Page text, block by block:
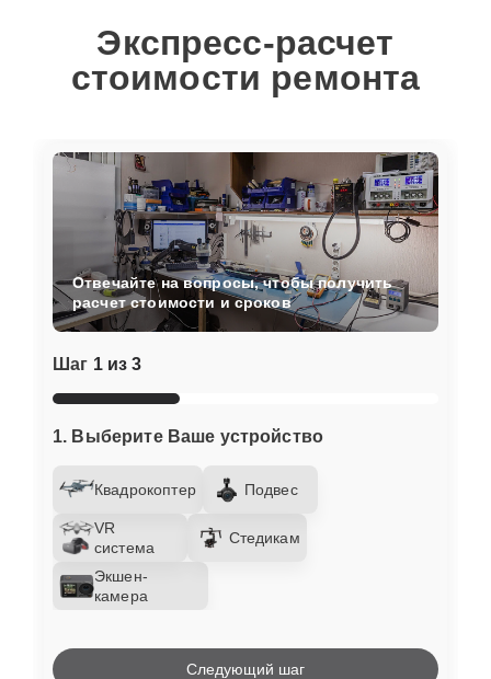
Экспресс-расчет
стоимости ремонта
Шаг 1 из 3
1. Выберите Ваше устройство
Квадрокоптер Подвес
VR
система
Стедикам
Экшен-
камера
Отвечайте на вопросы, чтобы получить
расчет стоимости и сроков
Следующий шаг